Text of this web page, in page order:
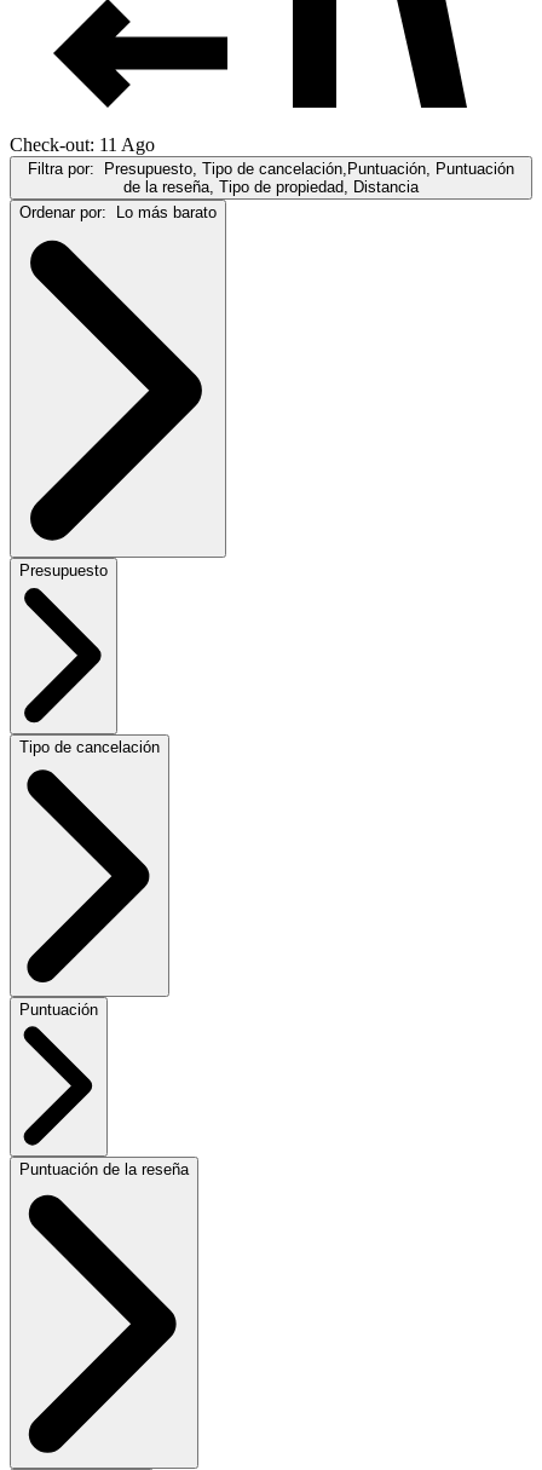
Check-out: 11 Ago
Filtra por:
Presupuesto, Tipo de cancelación,Puntuación, Puntuación
de la reseña, Tipo de propiedad, Distancia
Ordenar por:
Lo más barato
Presupuesto
Tipo de cancelación
Puntuación
Puntuación de la reseña